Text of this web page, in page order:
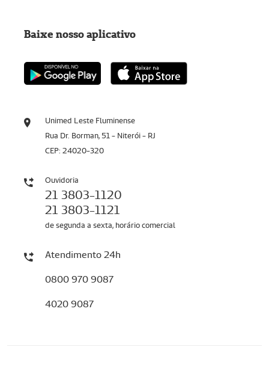
Unimed Leste Fluminense
Rua Dr. Borman, 51 - Niterói - RJ
CEP: 24020-320
Ouvidoria
21 3803-1120
21 3803-1121
de segunda a sexta, horário comercial
Atendimento 24h
0800 970 9087
4020 9087
Baixe nosso aplicativo